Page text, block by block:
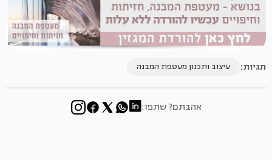
תגיות: עיצוב ותכנון מעטפת המבנה
אהבתם? שתפו: